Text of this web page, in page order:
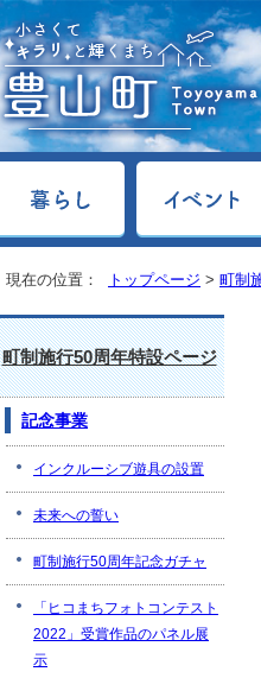
現在の位置： トップページ > 町制
町制施行50周年特設ページ
記念事業
インクルーシブ遊具の設置
未来への誓い
町制施行50周年記念ガチャ
「ヒコまちフォトコンテスト
2022」受賞作品のパネル展
示